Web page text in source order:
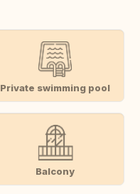
Private swimming pool
Balcony